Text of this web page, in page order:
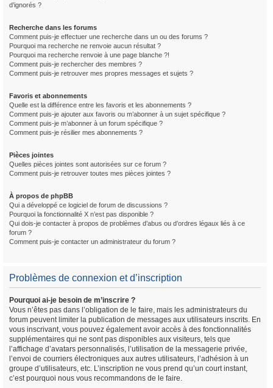
d’ignorés ?
Recherche dans les forums
Comment puis-je effectuer une recherche dans un ou des forums ?
Pourquoi ma recherche ne renvoie aucun résultat ?
Pourquoi ma recherche renvoie à une page blanche ?!
Comment puis-je rechercher des membres ?
Comment puis-je retrouver mes propres messages et sujets ?
Favoris et abonnements
Quelle est la différence entre les favoris et les abonnements ?
Comment puis-je ajouter aux favoris ou m’abonner à un sujet spécifique ?
Comment puis-je m’abonner à un forum spécifique ?
Comment puis-je résilier mes abonnements ?
Pièces jointes
Quelles pièces jointes sont autorisées sur ce forum ?
Comment puis-je retrouver toutes mes pièces jointes ?
À propos de phpBB
Qui a développé ce logiciel de forum de discussions ?
Pourquoi la fonctionnalité X n’est pas disponible ?
Qui dois-je contacter à propos de problèmes d’abus ou d’ordres légaux liés à ce
forum ?
Comment puis-je contacter un administrateur du forum ?
Problèmes de connexion et d’inscription
Pourquoi ai-je besoin de m’inscrire ?
Vous n’êtes pas dans l’obligation de le faire, mais les administrateurs du
forum peuvent limiter la publication de messages aux utilisateurs inscrits. En
vous inscrivant, vous pouvez également avoir accès à des fonctionnalités
supplémentaires qui ne sont pas disponibles aux visiteurs, tels que
l’affichage d’avatars personnalisés, l’utilisation de la messagerie privée,
l’envoi de courriers électroniques aux autres utilisateurs, l’adhésion à un
groupe d’utilisateurs, etc. L’inscription ne vous prend qu’un court instant,
c’est pourquoi nous vous recommandons de le faire.